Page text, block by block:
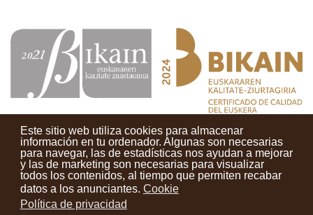
Este sitio web utiliza cookies para almacenar
información en tu ordenador. Algunas son necesarias
para navegar, las de estadísticas nos ayudan a mejorar
y las de marketing son necesarias para visualizar
todos los contenidos, al tiempo que permiten recabar
datos a los anunciantes. Cookie
Política de privacidad
Contactos Condiciones de uso Aviso legal
Noticias
Tu opinión cuenta